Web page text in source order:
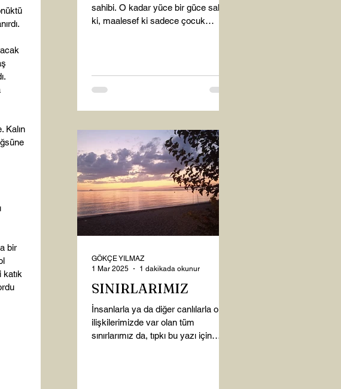
Kalın
bir
sahibi. O kadar yüce bir güce sahip
ki, maalesef ki sadece çocuk
SINIRLARIMIZ
İnsanlarla ya da diğer canlılarla olan
ilişkilerimizde var olan tüm
sınırlarımız da, tıpkı bu yazı için
GÖKÇE YILMAZ
1 Mar 2025
1 dakikada okunur